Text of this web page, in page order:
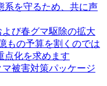
系を守るため、共に声
び春グマ駆除の拡大
もの予算を割くのでは
点化を求めます
被害対策パッケージ